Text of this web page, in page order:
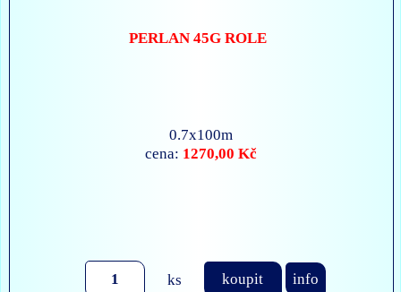
PERLAN 45G ROLE
0.7x100m
cena: 1270,00 Kč
ks koupit info